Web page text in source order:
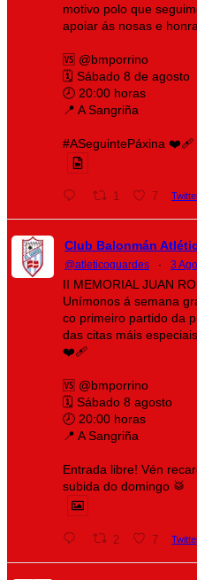
motivo polo que
apoiar ás nosas e
🆚 @bmporrino
🗓️ Sábado 8 de agosto
🕗 20:00 horas
📍 A Sangriña
#ASeguintePáxina ❤️‍🩹
1 7
Club Balonmán
@atleticoguardes · 3 Ago
II MEMORIAL JUAN
Unímonos á semana
co primeiro partido da
das citas máis
❤️‍🩹
🆚 @bmporrino
🗓️ Sábado 8 agosto
🕗 20:00 horas
📍 A Sangriña
Entrada libre! Vén
subida do domingo 🥁
2 7